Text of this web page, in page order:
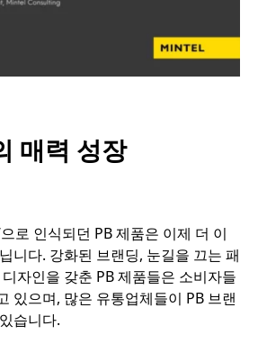
매력 성장
으로 인식되던 PB 제품은 이제 더 이
니다. 강화된 브랜딩, 눈길을 끄는 패
자인을 갖춘 PB 제품들은 소비자들
있으며, 많은 유통업체들이 PB 브랜
습니다.